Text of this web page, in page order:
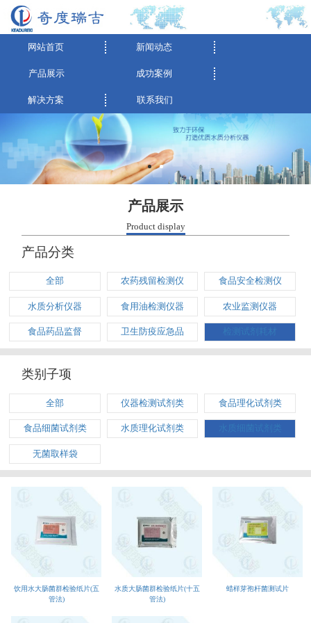
网站首页 新闻动态
产品展示 成功案例
解决方案 联系我们
产品展示
Product display
产品分类
全部 农药残留检测仪 食品安全检测仪
水质分析仪器 食用油检测仪器 农业监测仪器
食品药品监督 卫生防疫应急品 检测试剂耗材
类别子项
全部 仪器检测试剂类 食品理化试剂类
食品细菌试剂类 水质理化试剂类 水质细菌试剂类
无菌取样袋
饮用水大肠菌群检验纸片(五
管法)
水质大肠菌群检验纸片(十五
管法)
蜡样芽孢杆菌测试片